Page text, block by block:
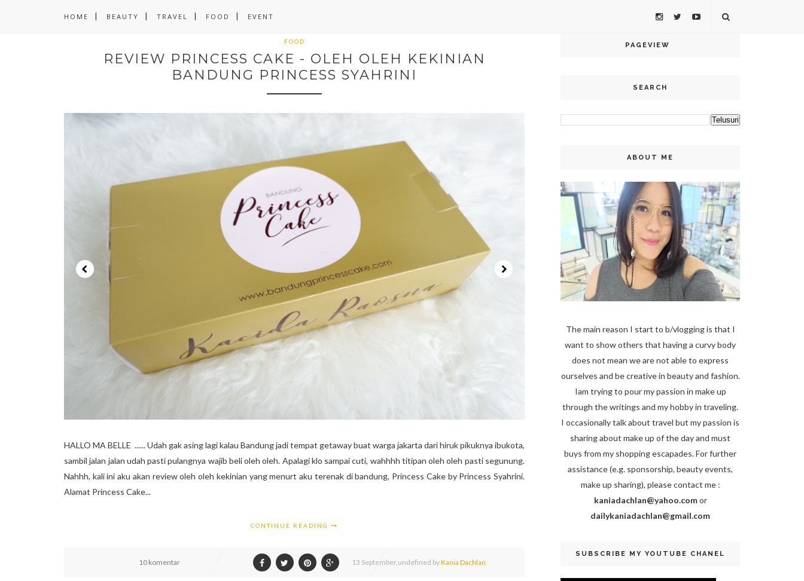
HOME BEAUTY TRAVEL FOOD EVENT
FOOD
REVIEW PRINCESS CAKE - OLEH OLEH KEKINIAN
BANDUNG PRINCESS SYAHRINI
HALLO MA BELLE ...... Udah gak asing lagi kalau Bandung jadi tempat getaway buat warga jakarta dari hiruk pikuknya ibukota,
sambil jalan jalan udah pasti pulangnya wajib beli oleh oleh. Apalagi klo sampai cuti, wahhhh titipan oleh oleh pasti segunung.
Nahhh, kali ini aku akan review oleh oleh kekinian yang menurt aku terenak di bandung, Princess Cake by Princess Syahrini.
Alamat Princess Cake...
CONTINUE READING
10 komentar 13 September,undefined byKania Dachlan
PAGEVIEW
SEARCH
ABOUT ME
The main reason I start to b/vlogging is that I
want to show others that having a curvy body
does not mean we are not able to express
ourselves and be creative in beauty and fashion.
Iam trying to pour my passion in make up
through the writings and my hobby in traveling.
I occasionally talk about travel but my passion is
sharing about make up of the day and must
buys from my shopping escapades. For further
assistance (e.g. sponsorship, beauty events,
make up sharing), please contact me :
kaniadachlan@yahoo.comor
dailykaniadachlan@gmail.com
SUBSCRIBE MY YOUTUBE CHANEL